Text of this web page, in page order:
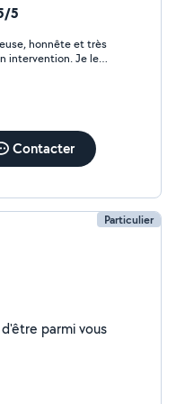
5
honnête et très
intervention. Je le
Contacter
Particulier
parmi vous